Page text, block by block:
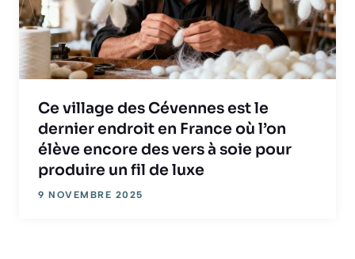
Ce village des Cévennes est le
dernier endroit en France où l’on
élève encore des vers à soie pour
produire un fil de luxe
9 NOVEMBRE 2025